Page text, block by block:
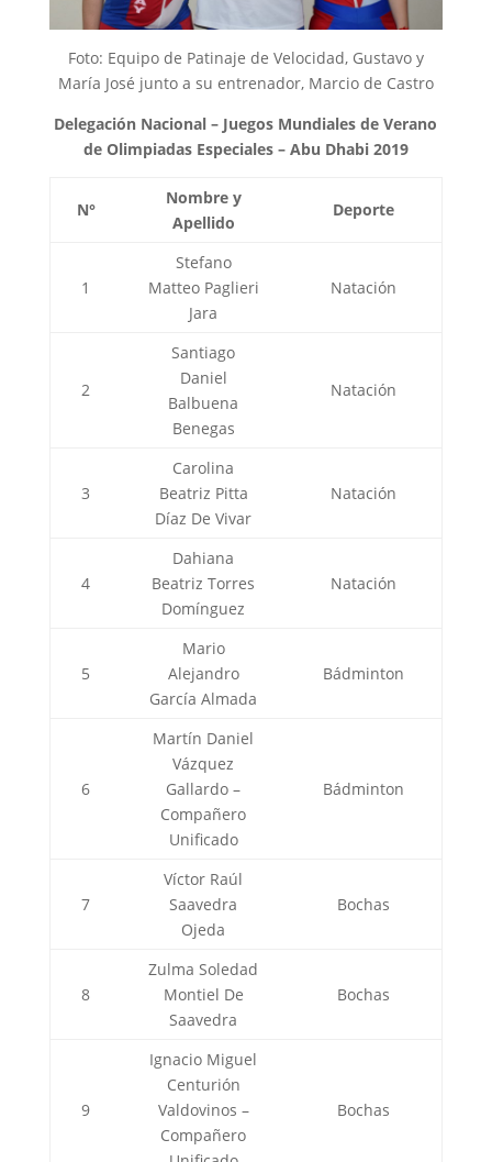
Foto: Equipo de Patinaje de Velocidad, Gustavo y
María José junto a su entrenador, Marcio de Castro
Delegación Nacional – Juegos Mundiales de Verano
de Olimpiadas Especiales – Abu Dhabi 2019
N°
Nombre y
Apellido
Deporte
1
Stefano
Matteo Paglieri
Jara
Natación
2
Santiago
Daniel
Balbuena
Benegas
Natación
3
Carolina
Beatriz Pitta
Díaz De Vivar
Natación
4
Dahiana
Beatriz Torres
Domínguez
Natación
5
Mario
Alejandro
García Almada
Bádminton
6
Martín Daniel
Vázquez
Gallardo –
Compañero
Unificado
Bádminton
7
Víctor Raúl
Saavedra
Ojeda
Bochas
8
Zulma Soledad
Montiel De
Saavedra
Bochas
9
Ignacio Miguel
Centurión
Valdovinos –
Compañero
Bochas